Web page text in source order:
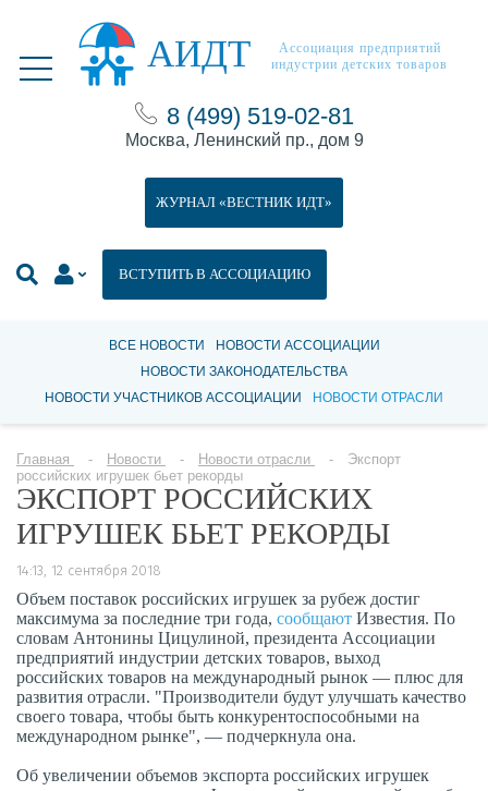
АИДТ
Ассоциация предприятий
индустрии детских товаров
8 (499) 519-02-81
Москва, Ленинский пр., дом 9
ВСТУПИТЬ В АССОЦИАЦИЮ
ЖУРНАЛ «ВЕСТНИК ИДТ»
ВСЕ НОВОСТИ
НОВОСТИ АССОЦИАЦИИ
НОВОСТИ ЗАКОНОДАТЕЛЬСТВА
НОВОСТИ УЧАСТНИКОВ АССОЦИАЦИИ
НОВОСТИ ОТРАСЛИ
Главная Новости Новости отрасли
Экспорт
российских игрушек бьет рекорды
ЭКСПОРТ РОССИЙСКИХ
ИГРУШЕК БЬЕТ РЕКОРДЫ
14:13, 12 сентября 2018
Объем поставок российских игрушек за рубеж достиг
максимума за последние три года, сообщают Известия. По
словам Антонины Цицулиной, президента Ассоциации
предприятий индустрии детских товаров, выход
российских товаров на международный рынок — плюс для
развития отрасли. "Производители будут улучшать качество
своего товара, чтобы быть конкурентоспособными на
международном рынке", — подчеркнула она.
Об увеличении объемов экспорта российских игрушек